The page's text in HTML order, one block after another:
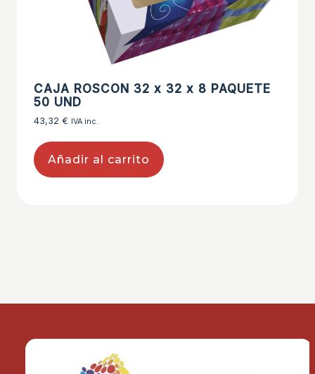
CAJA ROSCON 32 x 32 x 8 PAQUETE
50 UND
43,32 € IVA inc.
Añadir al carrito